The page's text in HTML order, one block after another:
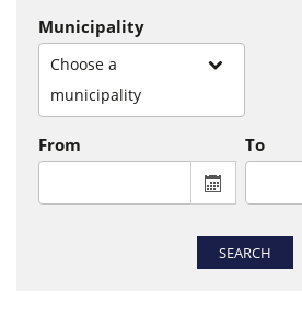
Municipality
Choose a
municipality
From
From :
To
SEARCH